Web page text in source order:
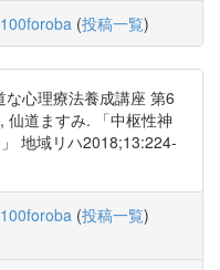
(投稿一覧)
心理療法養成講座 第6
仙道ますみ. 「中枢性神
地域リハ2018;13:224-
(投稿一覧)